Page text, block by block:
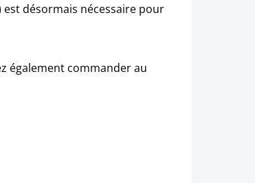
est désormais nécessaire pour
également commander au